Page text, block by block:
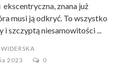
znana już
musi ją odkryć. To wszystko
szczyptą niesamowitości ...
2023
0